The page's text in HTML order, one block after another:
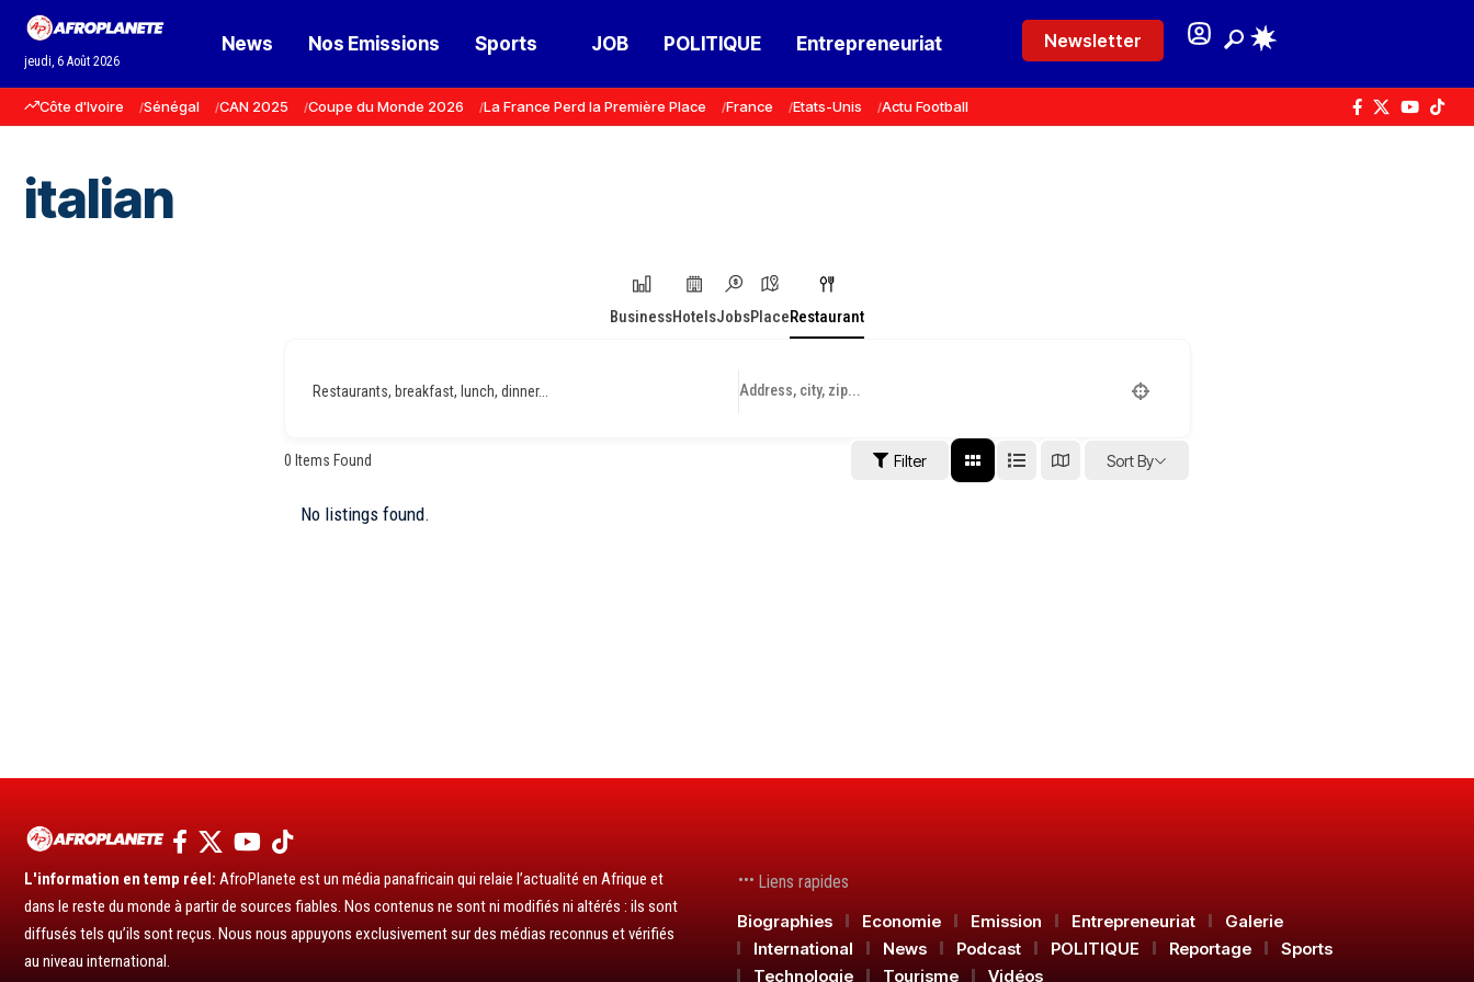
jeudi, 6 Août 2026
News Nos Emissions Sports JOB POLITIQUE Entrepreneuriat Newsletter
Côte d'Ivoire Sénégal CAN 2025 Coupe du Monde 2026 La France Perd la Première Place France Etats-Unis Actu Football
italian
BusinessHotelsJobsPlaceRestaurant
Restaurants, breakfast, lunch, dinner...
0 Items Found Filter Sort By
No listings found.
L'information en temp réel: AfroPlanete est un média panafricain qui relaie l’actualité en Afrique et
dans le reste du monde à partir de sources fiables. Nos contenus ne sont ni modifiés ni altérés : ils sont
diffusés tels qu’ils sont reçus. Nous nous appuyons exclusivement sur des médias reconnus et vérifiés
au niveau international.
Liens rapides
Biographies
Economie Emission Entrepreneuriat
Galerie
International
News Podcast POLITIQUE Reportage
Sports
Technologie
Tourisme Vidéos